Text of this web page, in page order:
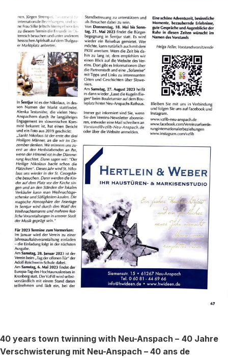
40 years town twinning with Neu-Anspach – 40 Jahre
Verschwisterung mit Neu-Anspach – 40 ans de